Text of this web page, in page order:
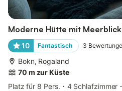
Moderne Hütte mit
10 Fantastisch 3
Bokn, Rogaland
70 m zur Küste
Platz für 8 Pers.
4 Schlafzimmer